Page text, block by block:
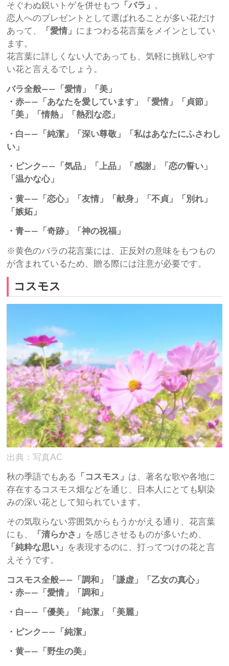
そぐわぬ鋭いトゲを併せもつ 「バラ」 。
恋人へのプレゼントとして選ばれることが多い花だけ
あって、
「愛情」 にまつわる花言葉をメインとしてい
ます。
花言葉に詳しくない人であっても、気軽に挑戦しやす
い花と言えるでしょう。
バラ全般――「愛情」「美」
・赤――「あなたを愛しています」「愛情」「貞節」
「美」「情熱」「熱烈な恋」
・白――「純潔」「深い尊敬」「私はあなたにふさわし
い」
・ピンク――「気品」「上品」「感謝」「恋の誓い」
「温かな心」
・黄――「恋心」「友情」「献身」「不貞」「別れ」
「嫉妬」
・青――「奇跡」「神の祝福」
※黄色のバラの花言葉には、正反対の意味をもつもの
が含まれているため、贈る際には注意が必要です。
コスモス
出典：写真AC
秋の季語でもある 「コスモス」 は、著名な歌や各地に
存在するコスモス畑などを通じ、日本人にとても馴染
みの深い花として知られています。
その気取らない雰囲気からもうかがえる通り、花言葉
にも、
「清らかさ」 を感じさせるものが多いため、
「純粋な思い」 を表現するのに、打ってつけの花と言
えそうです。
コスモス全般――「調和」「謙虚」「乙女の真心」
・赤――「愛情」「調和」
・白――「優美」「純潔」「美麗」
・ピンク――「純潔」
・黄――「野生の美」